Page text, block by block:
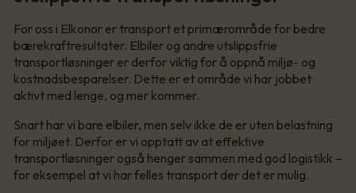
For oss i Elkonor er transport et primærområde for bedre
bærekraftresultater. Elbiler og andre utslippsfrie
transportløsninger er derfor viktig for å oppnå miljø- og
kostnadsbesparelser. Dette er et område vi har jobbet
aktivt med lenge, og mer kommer.
Snart har vi bare elbiler, men selv ikke de er uten belastning
for miljøet. Derfor er vi opptatt av at effektive
transportløsninger også henger sammen med god logistikk –
for eksempel at vi har felles transport der det er mulig.